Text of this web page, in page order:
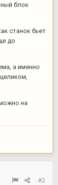
блок
станок бьет
до
а именно
на
#2